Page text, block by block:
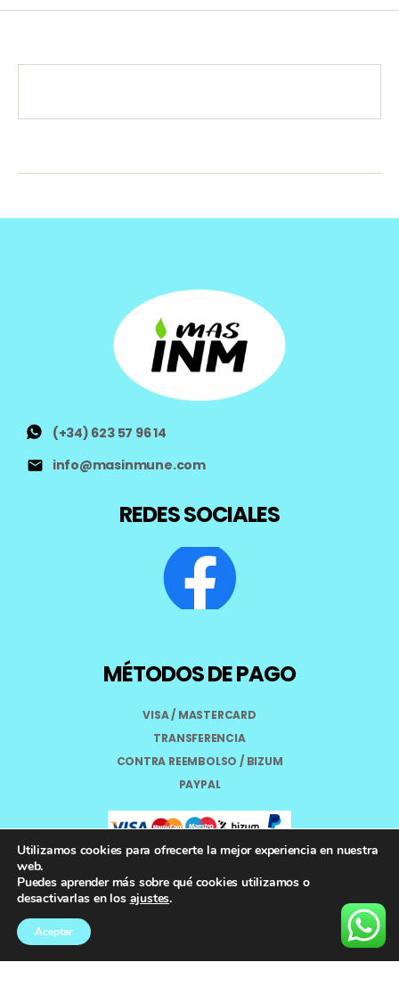
(+34) 623 57 96 14
info@masinmune.com
REDES SOCIALES
MÉTODOS DE PAGO
VISA / MASTERCARD
TRANSFERENCIA
CONTRA REEMBOLSO / BIZUM
PAYPAL
Aviso Legal
Política de Privacidad
Utilizamos cookies para ofrecerte la mejor experiencia en nuestra
web.
Puedes aprender más sobre qué cookies utilizamos o
desactivarlas en los ajustes.
Aceptar